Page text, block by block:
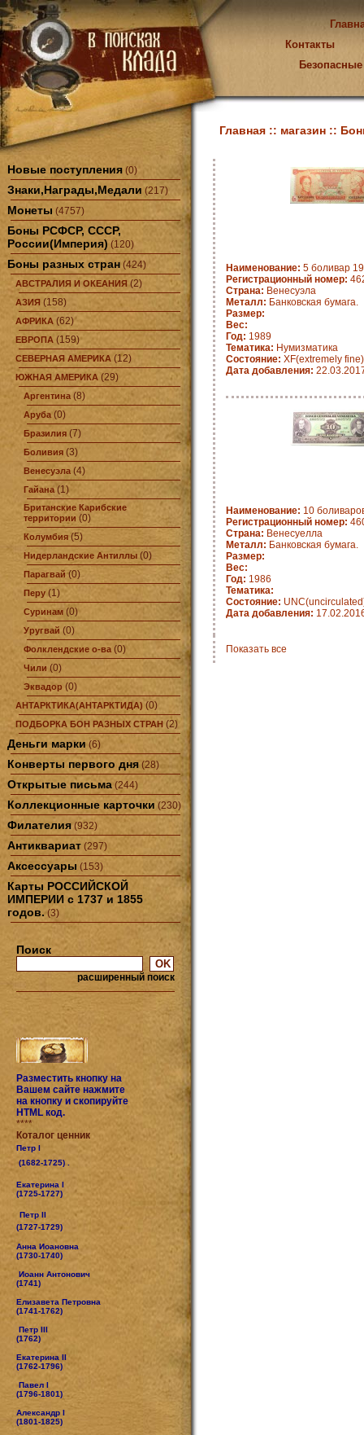
Контакты
Новые поступления (0)
Знаки,Награды,Медали (217)
Монеты (4757)
Боны РСФСР, СССР,
России(Империя) (120)
Боны разных стран (424)
АВСТРАЛИЯ И ОКЕАНИЯ(2)
АЗИЯ (158)
АФРИКА (62)
ЕВРОПА (159)
СЕВЕРНАЯ АМЕРИКА (12)
ЮЖНАЯ АМЕРИКА (29)
Аргентина(8)
Аруба(0)
Бразилия (7)
Боливия (3)
Венесуэла (4)
Гайана(1)
Британские Карибские
территории (0)
Колумбия (5)
Нидерландские Антиллы (0)
Парагвай (0)
Перу (1)
Суринам (0)
Уругвай (0)
Фолклендские о-ва (0)
Чили (0)
Эквадор (0)
АНТАРКТИКА(АНТАРКТИДА) (0)
ПОДБОРКА БОН РАЗНЫХ СТРАН (2)
Деньги марки (6)
Конверты первого дня (28)
Открытые письма (244)
Коллекционные карточки (230)
Филателия(932)
Антиквариат (297)
Аксессуары (153)
Карты РОССИЙСКОЙ
ИМПЕРИИ с 1737 и 1855
годов.(3)
Поиск
расширенный поиск
Разместить кнопку на
Вашем сайте нажмите
на кнопку и скопируйте
HTML код.
****
Коталог ценник
Петр I
(1682-1725) .
Екатерина I
(1725-1727)
Петр II
(1727-1729)
Анна Иоановна
(1730-1740)
Иоанн Антонович
(1741)
Елизавета Петровна
(1741-1762)
Петр III
(1762)
Екатерина II
(1762-1796)
Павел I
(1796-1801)
Александр I
(1801-1825)
Главная :: магазин ::
Наименование: 5 боливар
Регистрационный номер:
Страна: Венесуэла
Металл: Банковская бумага.
Размер:
Вес:
Год: 1989
Тематика: Нумизматика
Состояние: XF(extremely fine)
Дата добавления:
Наименование: 10
Регистрационный номер:
Страна: Венесуелла
Металл: Банковская бумага.
Размер:
Вес:
Год: 1986
Тематика:
Состояние:
Дата добавления:
Показать все